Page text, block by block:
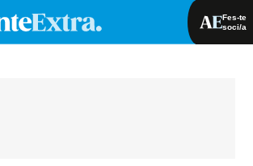
Fes-te
soci/a